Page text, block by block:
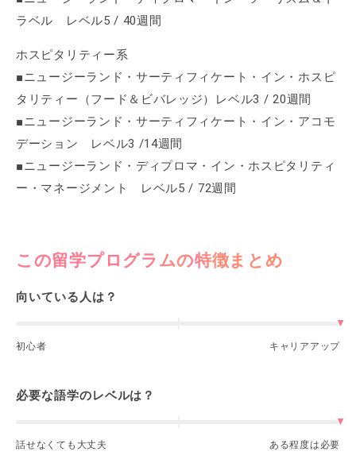
ラベル レベル5 / 40週間
ホスピタリティー系
■ニュージーランド・サーティフィケート・イン・ホスピ
タリティー（フード＆ビバレッジ）レベル3 / 20週間
■ニュージーランド・サーティフィケート・イン・アコモ
デーション レベル3 /14週間
■ニュージーランド・ディプロマ・イン・ホスピタリティ
ー・マネージメント レベル5 / 72週間
この留学プログラムの特徴まとめ
向いている人は？
初心者 キャリアアップ
必要な語学のレベルは？
話せなくても大丈夫 ある程度は必要